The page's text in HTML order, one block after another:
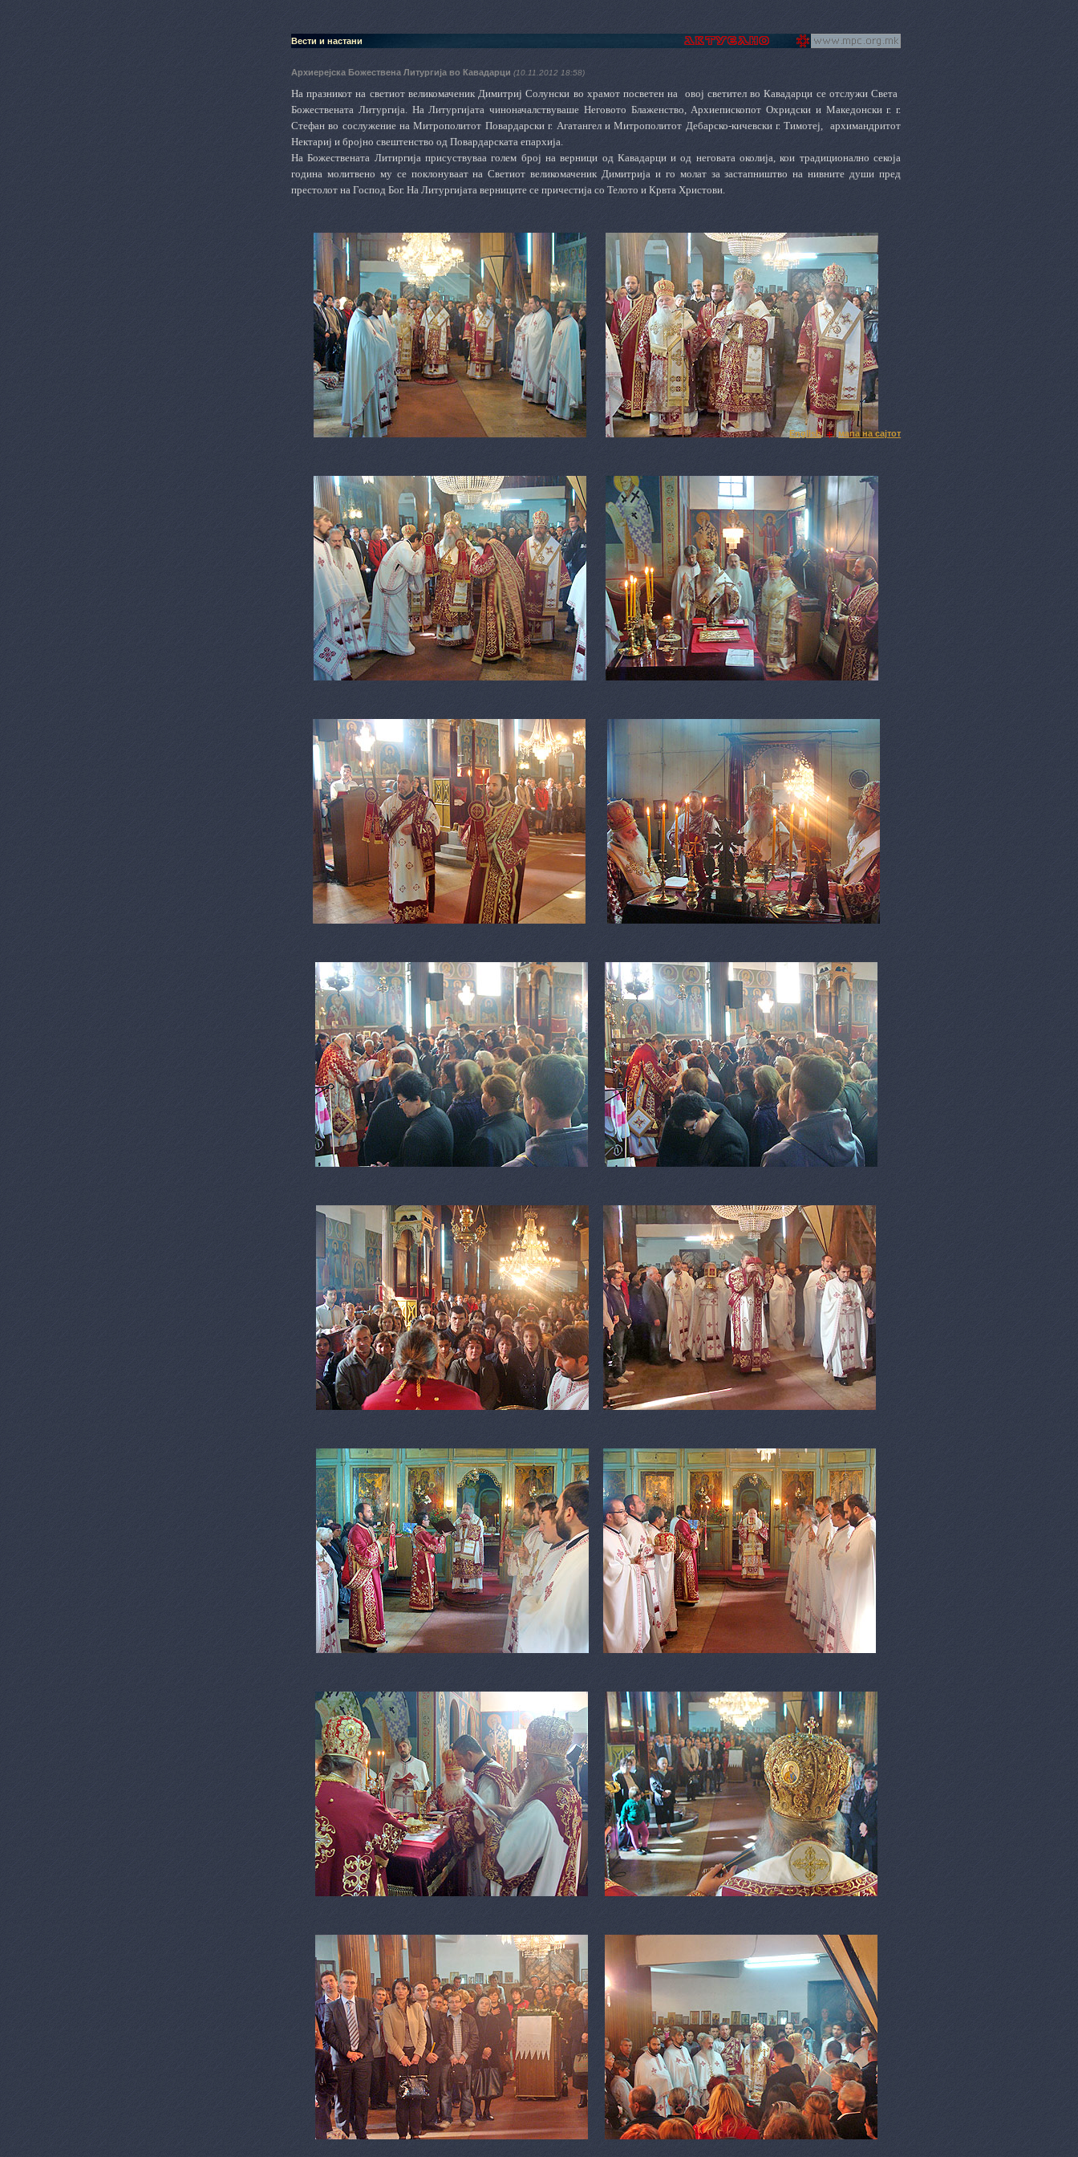
Вести и настани
Архиерејска Божествена Литургија во Кавадарци (10.11.2012 18:58)
На празникот на светиот великомаченик Димитриј Солунски во храмот посветен на овој светител во Кавадарци се отслужи Света
Божествената Литургија. На Литургијата чиноначалствуваше Неговото Блаженство, Архиепископот Охридски и Македонски г. г.
Стефан во сослужение на Митрополитот Повардарски г. Агатангел и Митрополитот Дебарско-кичевски г. Тимотеј, архимандритот
Нектариј и бројно свештенство од Повардарската епархија.
На Божествената Литиргија присуствуваа голем број на верници од Кавадарци и од неговата околија, кои традиционално секоја
година молитвено му се поклонуваат на Светиот великомаченик Димитрија и го молат за застапништво на нивните души пред
престолот на Господ Бог. На Литургијата верниците се причестија со Телото и Крвта Христови.
English мапа на сајтот